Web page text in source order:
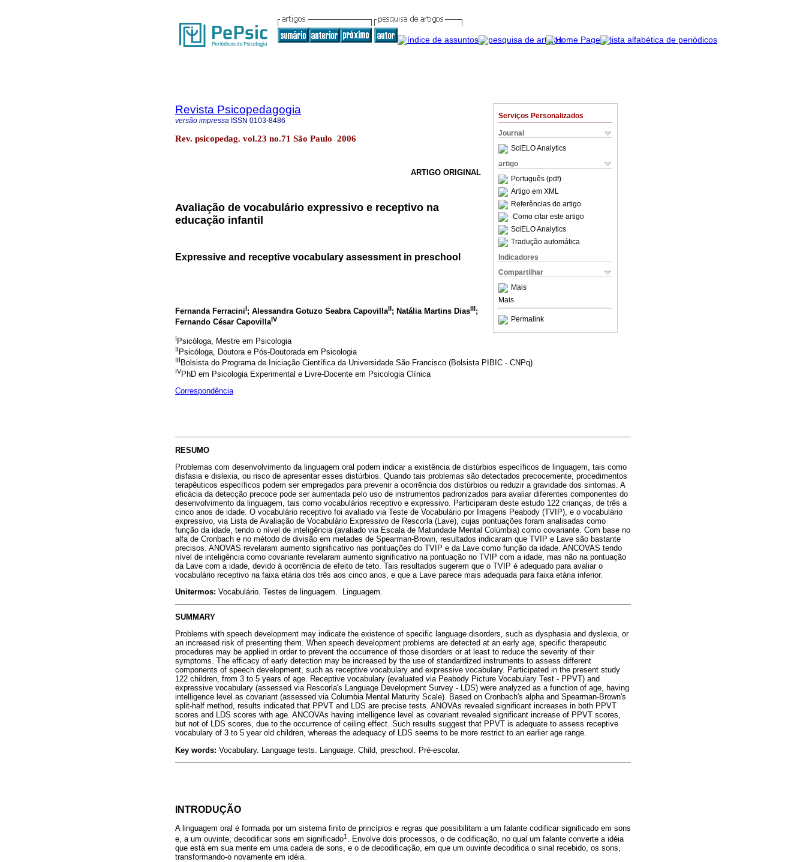
Serviços Personalizados
Journal
SciELO Analytics
artigo
Português (pdf)
Artigo em XML
Referências do artigo
Como citar este artigo
SciELO Analytics
Tradução automática
Indicadores
Compartilhar
Mais
Mais
Permalink
Revista Psicopedagogia
versão impressa ISSN 0103-8486
Rev. psicopedag. vol.23 no.71 São Paulo 2006
ARTIGO ORIGINAL
Avaliação de vocabulário expressivo e receptivo na
educação infantil
Expressive and receptive vocabulary assessment in preschool
Fernanda FerraciniI; Alessandra Gotuzo Seabra CapovillaII; Natália Martins DiasIII;
Fernando César CapovillaIV
IPsicóloga, Mestre em Psicologia
II Psicóloga, Doutora e Pós-Doutorada em Psicologia
III Bolsista do Programa de Iniciação Científica da Universidade São Francisco (Bolsista PIBIC - CNPq)
IVPhD em Psicologia Experimental e Livre-Docente em Psicologia Clínica
Correspondência
RESUMO
Problemas com desenvolvimento da linguagem oral podem indicar a existência de distúrbios específicos de linguagem, tais como
disfasia e dislexia, ou risco de apresentar esses distúrbios. Quando tais problemas são detectados precocemente, procedimentos
terapêuticos específicos podem ser empregados para prevenir a ocorrência dos distúrbios ou reduzir a gravidade dos sintomas. A
eficácia da detecção precoce pode ser aumentada pelo uso de instrumentos padronizados para avaliar diferentes componentes do
desenvolvimento da linguagem, tais como vocabulários receptivo e expressivo. Participaram deste estudo 122 crianças, de três a
cinco anos de idade. O vocabulário receptivo foi avaliado via Teste de Vocabulário por Imagens Peabody (TVIP), e o vocabulário
expressivo, via Lista de Avaliação de Vocabulário Expressivo de Rescorla (Lave), cujas pontuações foram analisadas como
função da idade, tendo o nível de inteligência (avaliado via Escala de Maturidade Mental Colúmbia) como covariante. Com base no
alfa de Cronbach e no método de divisão em metades de Spearman-Brown, resultados indicaram que TVIP e Lave são bastante
precisos. ANOVAS revelaram aumento significativo nas pontuações do TVIP e da Lave como função da idade. ANCOVAS tendo
nível de inteligência como covariante revelaram aumento significativo na pontuação no TVIP com a idade, mas não na pontuação
da Lave com a idade, devido à ocorrência de efeito de teto. Tais resultados sugerem que o TVIP é adequado para avaliar o
vocabulário receptivo na faixa etária dos três aos cinco anos, e que a Lave parece mais adequada para faixa etária inferior.
Unitermos: Vocabulário. Testes de linguagem. Linguagem.
SUMMARY
Problems with speech development may indicate the existence of specific language disorders, such as dysphasia and dyslexia, or
an increased risk of presenting them. When speech development problems are detected at an early age, specific therapeutic
procedures may be applied in order to prevent the occurrence of those disorders or at least to reduce the severity of their
symptoms. The efficacy of early detection may be increased by the use of standardized instruments to assess different
components of speech development, such as receptive vocabulary and expressive vocabulary. Participated in the present study
122 children, from 3 to 5 years of age. Receptive vocabulary (evaluated via Peabody Picture Vocabulary Test - PPVT) and
expressive vocabulary (assessed via Rescorla's Language Development Survey - LDS) were analyzed as a function of age, having
intelligence level as covariant (assessed via Columbia Mental Maturity Scale). Based on Cronbach's alpha and Spearman-Brown's
split-half method, results indicated that PPVT and LDS are precise tests. ANOVAs revealed significant increases in both PPVT
scores and LDS scores with age. ANCOVAs having intelligence level as covariant revealed significant increase of PPVT scores,
but not of LDS scores, due to the occurrence of ceiling effect. Such results suggest that PPVT is adequate to assess receptive
vocabulary of 3 to 5 year old children, whereas the adequacy of LDS seems to be more restrict to an earlier age range.
Key words: Vocabulary. Language tests. Language. Child, preschool. Pré-escolar.
INTRODUÇÃO
A linguagem oral é formada por um sistema finito de princípios e regras que possibilitam a um falante codificar significado em sons
e, a um ouvinte, decodificar sons em significado1
. Envolve dois processos, o de codificação, no qual um falante converte a idéia
que está em sua mente em uma cadeia de sons, e o de decodificação, em que um ouvinte decodifica o sinal recebido, os sons,
transformando-o novamente em idéia.